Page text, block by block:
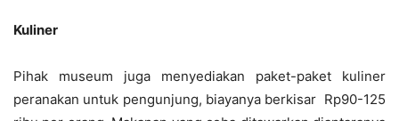
Kuliner
Pihak museum juga menyediakan paket-paket kuliner
peranakan untuk pengunjung, biayanya berkisar Rp90-125